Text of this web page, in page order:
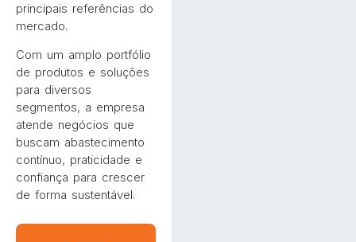
principais referências do
mercado.
Com um amplo portfólio
de produtos e soluções
para diversos
segmentos, a empresa
atende negócios que
buscam abastecimento
contínuo, praticidade e
confiança para crescer
de forma sustentável.